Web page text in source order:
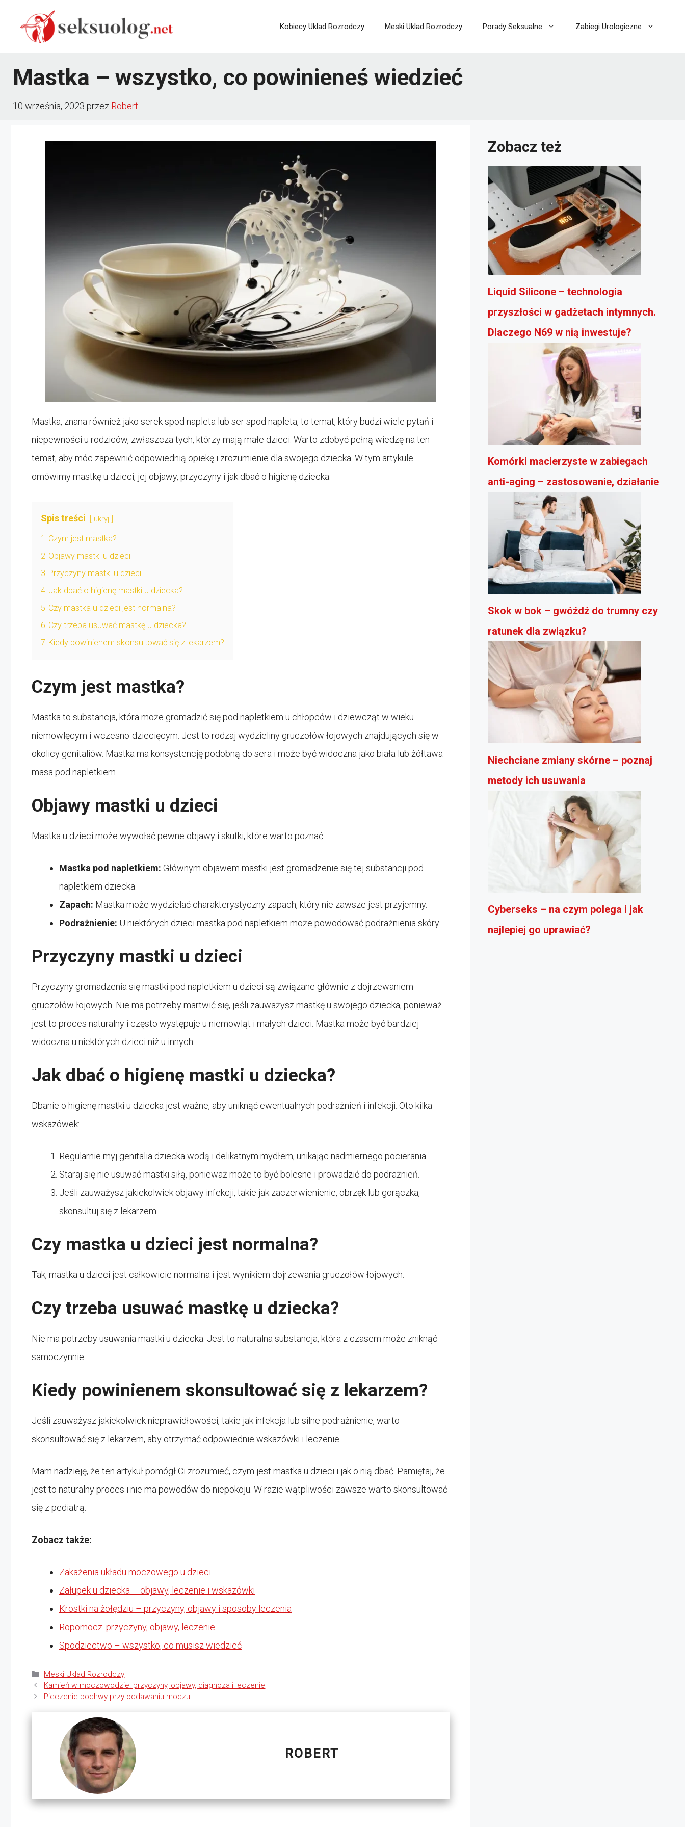
Kobiecy Uklad Rozrodczy Meski Uklad Rozrodczy Porady Seksualne Zabiegi Urologiczne
Mastka – wszystko, co powinieneś wiedzieć
10 września, 2023 przez Robert
Mastka, znana również jako serek spod napleta lub ser spod napleta, to temat, który budzi wiele pytań i
niepewności u rodziców, zwłaszcza tych, którzy mają małe dzieci. Warto zdobyć pełną wiedzę na ten
temat, aby móc zapewnić odpowiednią opiekę i zrozumienie dla swojego dziecka. W tym artykule
omówimy mastkę u dzieci, jej objawy, przyczyny i jak dbać o higienę dziecka.
Spis treści ukryj
1 Czym jest mastka?
2 Objawy mastki u dzieci
3 Przyczyny mastki u dzieci
4 Jak dbać o higienę mastki u dziecka?
5 Czy mastka u dzieci jest normalna?
6 Czy trzeba usuwać mastkę u dziecka?
7 Kiedy powinienem skonsultować się z lekarzem?
Czym jest mastka?
Mastka to substancja, która może gromadzić się pod napletkiem u chłopców i dziewcząt w wieku
niemowlęcym i wczesno-dziecięcym. Jest to rodzaj wydzieliny gruczołów łojowych znajdujących się w
okolicy genitaliów. Mastka ma konsystencję podobną do sera i może być widoczna jako biała lub żółtawa
masa pod napletkiem.
Objawy mastki u dzieci
Mastka u dzieci może wywołać pewne objawy i skutki, które warto poznać:
Mastka pod napletkiem: Głównym objawem mastki jest gromadzenie się tej substancji pod
napletkiem dziecka.
Zapach: Mastka może wydzielać charakterystyczny zapach, który nie zawsze jest przyjemny.
Podrażnienie: U niektórych dzieci mastka pod napletkiem może powodować podrażnienia skóry.
Przyczyny mastki u dzieci
Przyczyny gromadzenia się mastki pod napletkiem u dzieci są związane głównie z dojrzewaniem
gruczołów łojowych. Nie ma potrzeby martwić się, jeśli zauważysz mastkę u swojego dziecka, ponieważ
jest to proces naturalny i często występuje u niemowląt i małych dzieci. Mastka może być bardziej
widoczna u niektórych dzieci niż u innych.
Jak dbać o higienę mastki u dziecka?
Dbanie o higienę mastki u dziecka jest ważne, aby uniknąć ewentualnych podrażnień i infekcji. Oto kilka
wskazówek:
Regularnie myj genitalia dziecka wodą i delikatnym mydłem, unikając nadmiernego pocierania.
Staraj się nie usuwać mastki siłą, ponieważ może to być bolesne i prowadzić do podrażnień.
Jeśli zauważysz jakiekolwiek objawy infekcji, takie jak zaczerwienienie, obrzęk lub gorączka,
skonsultuj się z lekarzem.
Czy mastka u dzieci jest normalna?
Tak, mastka u dzieci jest całkowicie normalna i jest wynikiem dojrzewania gruczołów łojowych.
Czy trzeba usuwać mastkę u dziecka?
Nie ma potrzeby usuwania mastki u dziecka. Jest to naturalna substancja, która z czasem może zniknąć
samoczynnie.
Kiedy powinienem skonsultować się z lekarzem?
Jeśli zauważysz jakiekolwiek nieprawidłowości, takie jak infekcja lub silne podrażnienie, warto
skonsultować się z lekarzem, aby otrzymać odpowiednie wskazówki i leczenie.
Mam nadzieję, że ten artykuł pomógł Ci zrozumieć, czym jest mastka u dzieci i jak o nią dbać. Pamiętaj, że
jest to naturalny proces i nie ma powodów do niepokoju. W razie wątpliwości zawsze warto skonsultować
się z pediatrą.
Zobacz także:
Zakażenia układu moczowego u dzieci
Załupek u dziecka – objawy, leczenie i wskazówki
Krostki na żołędziu – przyczyny, objawy i sposoby leczenia
Ropomocz: przyczyny, objawy, leczenie
Spodziectwo – wszystko, co musisz wiedzieć
Kategorie
Meski Uklad Rozrodczy
Kamień w moczowodzie: przyczyny, objawy, diagnoza i leczenie
Pieczenie pochwy przy oddawaniu moczu
ROBERT
Zobacz też
Liquid Silicone – technologia
przyszłości w gadżetach intymnych.
Dlaczego N69 w nią inwestuje?
Komórki macierzyste w zabiegach
anti-aging – zastosowanie, działanie
Skok w bok – gwóźdź do trumny czy
ratunek dla związku?
Niechciane zmiany skórne – poznaj
metody ich usuwania
Cyberseks – na czym polega i jak
najlepiej go uprawiać?